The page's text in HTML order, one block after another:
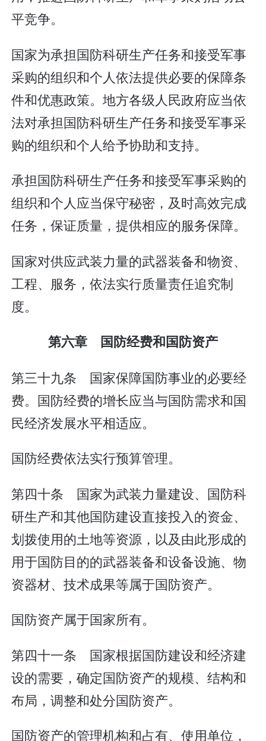
平竞争。
国家为承担国防科研生产任务和接受军事
采购的组织和个人依法提供必要的保障条
件和优惠政策。地方各级人民政府应当依
法对承担国防科研生产任务和接受军事采
购的组织和个人给予协助和支持。
承担国防科研生产任务和接受军事采购的
组织和个人应当保守秘密，及时高效完成
任务，保证质量，提供相应的服务保障。
国家对供应武装力量的武器装备和物资、
工程、服务，依法实行质量责任追究制
度。
第六章 国防经费和国防资产
第三十九条 国家保障国防事业的必要经
费。国防经费的增长应当与国防需求和国
民经济发展水平相适应。
国防经费依法实行预算管理。
第四十条 国家为武装力量建设、国防科
研生产和其他国防建设直接投入的资金、
划拨使用的土地等资源，以及由此形成的
用于国防目的的武器装备和设备设施、物
资器材、技术成果等属于国防资产。
国防资产属于国家所有。
第四十一条 国家根据国防建设和经济建
设的需要，确定国防资产的规模、结构和
布局，调整和处分国防资产。
国防资产的管理机构和占有、使用单位，